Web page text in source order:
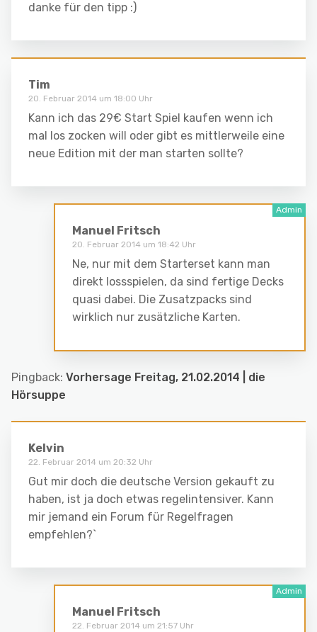
danke für den tipp :)
Tim
20. Februar 2014 um 18:00 Uhr
Kann ich das 29€ Start Spiel kaufen wenn ich
mal los zocken will oder gibt es mittlerweile eine
neue Edition mit der man starten sollte?
Manuel Fritsch
20. Februar 2014 um 18:42 Uhr
Ne, nur mit dem Starterset kann man
direkt lossspielen, da sind fertige Decks
quasi dabei. Die Zusatzpacks sind
wirklich nur zusätzliche Karten.
Pingback: Vorhersage Freitag, 21.02.2014 | die
Hörsuppe
Kelvin
22. Februar 2014 um 20:32 Uhr
Gut mir doch die deutsche Version gekauft zu
haben, ist ja doch etwas regelintensiver. Kann
mir jemand ein Forum für Regelfragen
empfehlen?`
Manuel Fritsch
22. Februar 2014 um 21:57 Uhr